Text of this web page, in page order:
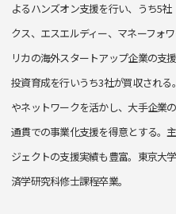
よるハンズオン支援を行い、うち5
クス、エスエルディー、マネーフォ
リカの海外スタートアップ企業の支
投資育成を行いうち3社が買収され
やネットワークを活かし、大手企業
通貫での事業化支援を得意とする。
ジェクトの支援実績も豊富。東京大
済学研究科修士課程卒業。